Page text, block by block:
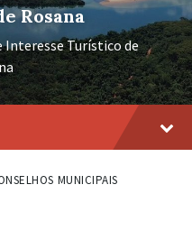
Rosana
Interesse Turístico de
MUNICIPAIS